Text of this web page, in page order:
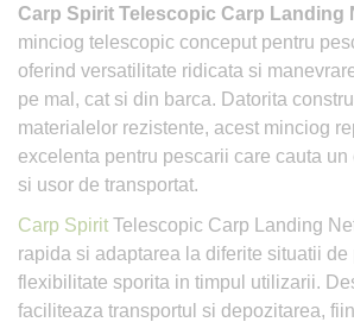
Carp Spirit Telescopic Carp Landing
minciog telescopic conceput pentru
oferind versatilitate ridicata si
pe mal, cat si din barca. Datorita
materialelor rezistente, acest minciog
excelenta pentru pescarii care cauta un
si usor de transportat.
Carp Spirit Telescopic Carp Landing
rapida si adaptarea la diferite situatii de
flexibilitate sporita in timpul utilizarii.
faciliteaza transportul si depozitarea,